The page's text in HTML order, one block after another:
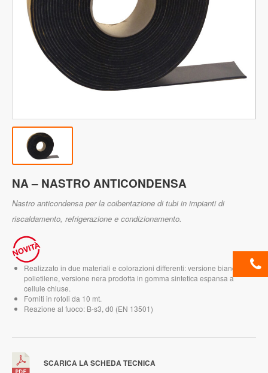
NA – NASTRO ANTICONDENSA
Nastro anticondensa per la coibentazione di tubi in impianti di
riscaldamento, refrigerazione e condizionamento.
Realizzato in due materiali e colorazioni differenti: versione bianca in
polietilene, versione nera prodotta in gomma sintetica espansa a
cellule chiuse.
Forniti in rotoli da 10 mt.
Reazione al fuoco: B-s3, d0 (EN 13501)
SCARICA LA SCHEDA TECNICA